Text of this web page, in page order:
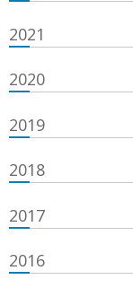
2021
2020
2019
2018
2017
2016